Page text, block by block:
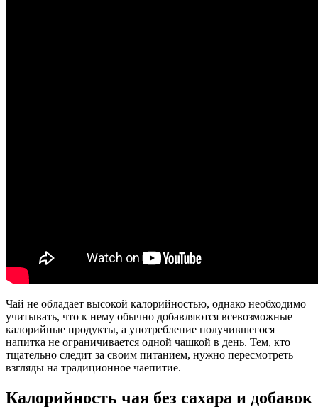
Чай не обладает высокой калорийностью, однако необходимо
учитывать, что к нему обычно добавляются всевозможные
калорийные продукты, а употребление получившегося
напитка не ограничивается одной чашкой в день. Тем, кто
тщательно следит за своим питанием, нужно пересмотреть
взгляды на традиционное чаепитие.
Калорийность чая без сахара и добавок